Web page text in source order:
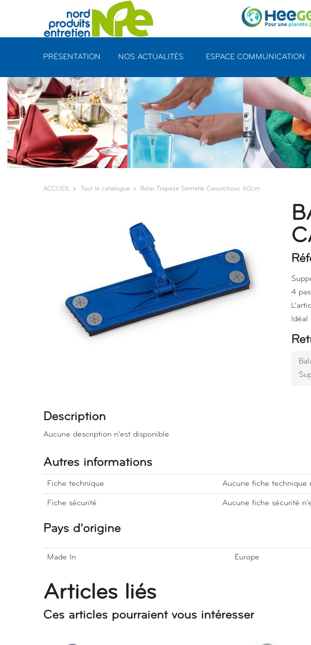
PRÉSENTATION NOS ACTUALITÉS ESPACE COMMUNICATION
ACCUEIL Tout le catalogue Balai Trapeze Semelle Caoutchouc 60cm
4
Description
Aucune description n'est disponible
Autres informations
Fiche technique Aucune fiche technique
Fiche sécurité Aucune fiche sécurité
Pays d'origine
Made In Europe
Articles liés
Ces articles pourraient vous intéresser
Panneau de gestion des cookies